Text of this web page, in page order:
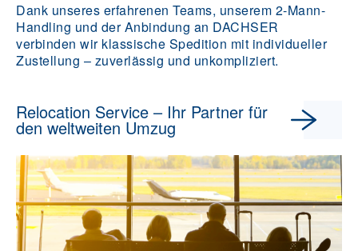
Dank unseres erfahrenen Teams, unserem 2-Mann-
Handling und der Anbindung an DACHSER
verbinden wir klassische Spedition mit individueller
Zustellung – zuverlässig und unkompliziert.
Relocation Service – Ihr Partner für
den weltweiten Umzug